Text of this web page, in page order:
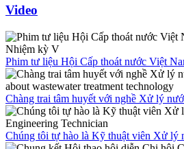
Video
Phim tư liệu Hội Cấp thoát nước Việt
Chàng trai tâm huyết với nghề Xử lý
Chúng tôi tự hào là Kỹ thuật viên Xử lý